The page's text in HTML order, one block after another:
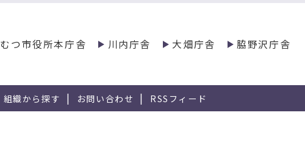
むつ市役所本庁舎 川内庁舎 大畑庁舎 脇野沢庁舎
組織から探す お問い合わせ RSSフィード